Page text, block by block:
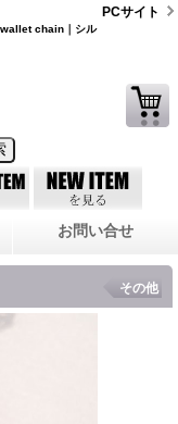
wallet chain｜シル
PCサイト
お問い合せ
その他